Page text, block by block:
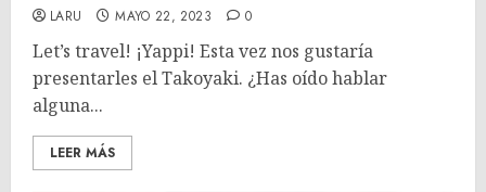
LARU MAYO 22, 2023 0
Let’s travel! ¡Yappi! Esta vez nos gustaría
presentarles el Takoyaki. ¿Has oído hablar
alguna...
LEER MÁS